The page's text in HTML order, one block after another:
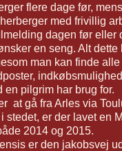
flere dage før,
med frivillig
dagen før eller
en seng. Alt
man kan finde
pilgrim har brug for.
at gå fra Arles via
stedet, er der lavet en
2014 og 2015.
er den jakobsvej